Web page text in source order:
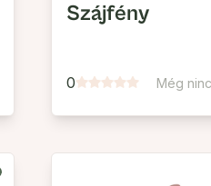
Szájfény
0 Még